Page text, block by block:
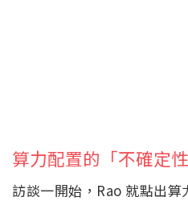
算力配置的「不確定性
訪談一開始，Rao 就點出